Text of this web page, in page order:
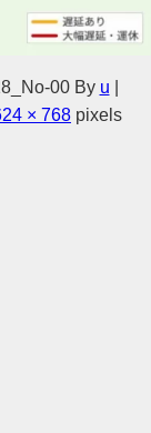
00 By u
× 768 pixels